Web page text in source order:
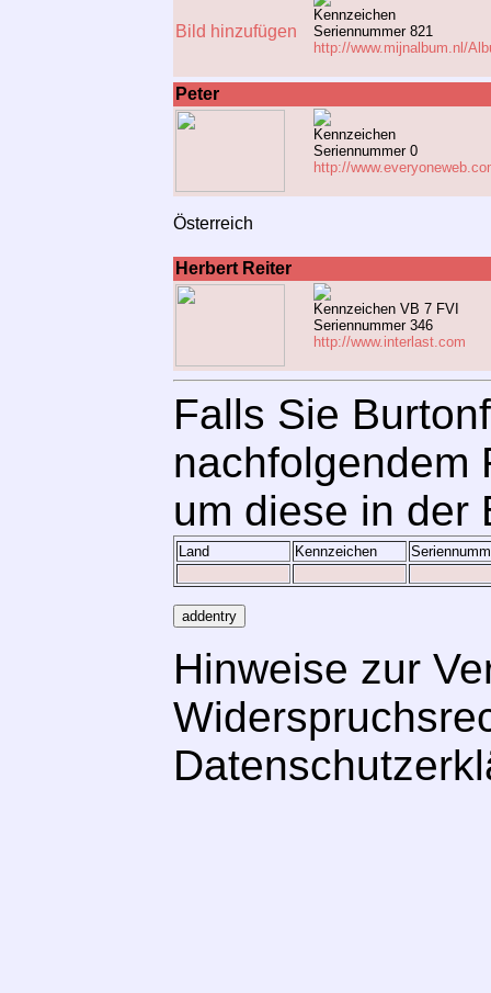
Bild hinzufügen
Kennzeichen
Seriennummer 821
http://www.mijnalbum.nl/
Peter
Kennzeichen
Seriennummer 0
http://
Österreich
Herbert Reiter
Kennzeichen VB 7 FVI
Seriennummer 346
http://www.interlast.com
Falls Sie
nachfolgendem
um diese in der
Land Kennzeichen
Hinweise zur